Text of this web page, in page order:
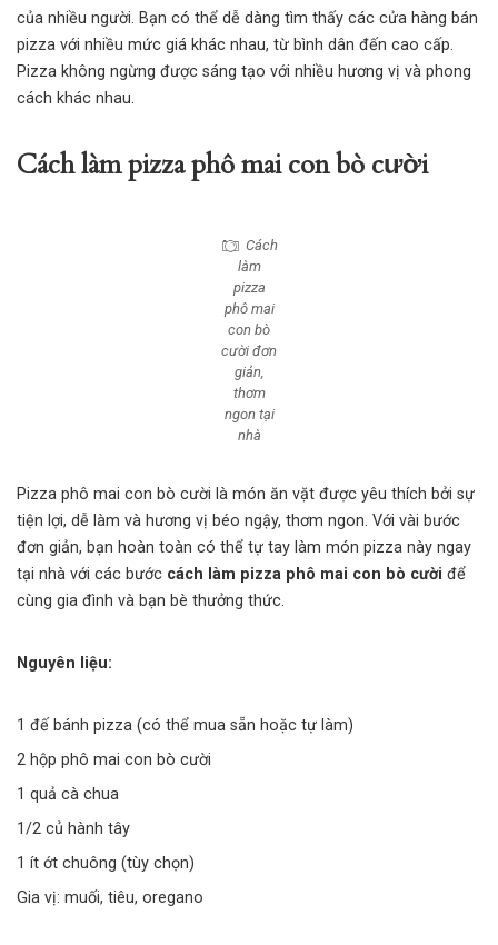
của nhiều người. Bạn có thể dễ dàng tìm thấy các cửa hàng bán
pizza với nhiều mức giá khác nhau, từ bình dân đến cao cấp.
Pizza không ngừng được sáng tạo với nhiều hương vị và phong
cách khác nhau.
Cách làm pizza phô mai con bò cười
Cách
làm
pizza
phô mai
con bò
cười đơn
giản,
thơm
ngon tại
nhà
Pizza phô mai con bò cười là món ăn vặt được yêu thích bởi sự
tiện lợi, dễ làm và hương vị béo ngậy, thơm ngon. Với vài bước
đơn giản, bạn hoàn toàn có thể tự tay làm món pizza này ngay
tại nhà với các bước cách làm pizza phô mai con bò cười để
cùng gia đình và bạn bè thưởng thức.
Nguyên liệu:
1 đế bánh pizza (có thể mua sẵn hoặc tự làm)
2 hộp phô mai con bò cười
1 quả cà chua
1/2 củ hành tây
1 ít ớt chuông (tùy chọn)
Gia vị: muối, tiêu, oregano